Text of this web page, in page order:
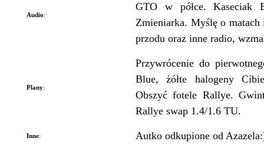
Audio:
GTO w półce. Kaseciak
Zmieniarka. Myślę o matach
przodu oraz inne radio,
Plany:
Przywrócenie do
Blue, żółte halogeny
Obszyć fotele Rallye.
Rallye swap 1.4/1.6 TU.
Inne: Autko odkupione od